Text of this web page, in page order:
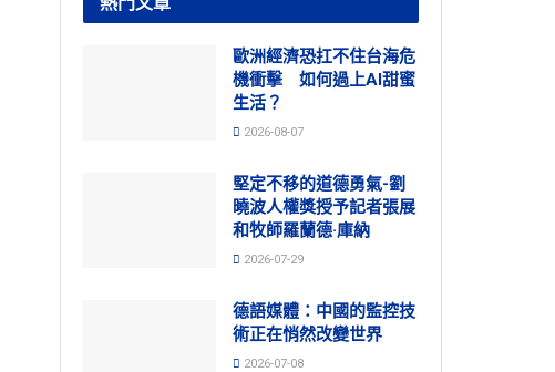
歐洲經濟恐扛不住台海危
機衝擊 如何過上AI甜蜜
生活？
2026-08-07
堅定不移的道德勇氣-劉
曉波人權獎授予記者張展
和牧師羅蘭德·庫納
2026-07-29
德語媒體：中國的監控技
術正在悄然改變世界
2026-07-08